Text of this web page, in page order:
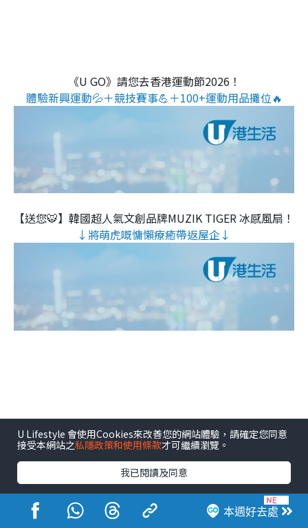
《U GO》請您去香港運動節2026！
體驗新興運動💦＋競技賽事💪＋100+運動用品攤位🔥
【送您🐯】韓國超人氣文創品牌MUZIK TIGER 冰感風扇！
↓將萌虎嘅慵懶療癒帶返屋企↓
本週好去處
U Lifestyle 會使用Cookies來改善您的網站體驗，請確定您同意
接受本網站之私隱政策和使用條款才可繼續瀏覽。
我已閱讀及同意